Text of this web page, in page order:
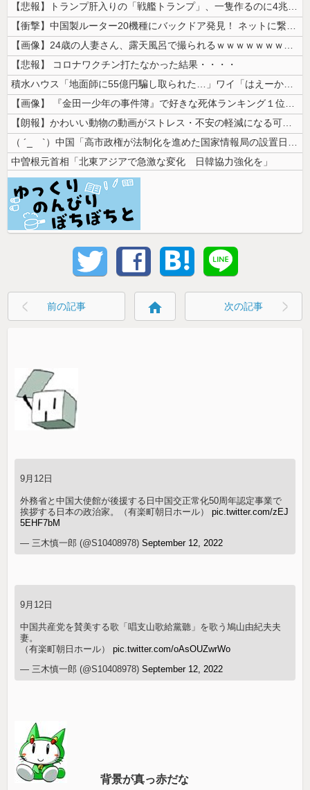
【悲報】トランプ肝入りの「戦艦トランプ」、一隻作るのに4兆円かかる模様...
【衝撃】中国製ルーター20機種にバックドア発見！ ネットに繋ぐだけで3...
【画像】24歳の人妻さん、露天風呂で撮られるｗｗｗｗｗｗｗｗｗｗｗｗ...
【悲報】 コロナワクチン打たなかった結果・・・・
積水ハウス「地面師に55億円騙し取られた…」ワイ「はえーかわいそう…会...
【画像】 『金田一少年の事件簿』で好きな死体ランキング１位がこちら！
【朗報】かわいい動物の動画がストレス・不安の軽減になる可能性。英大学の...
（ ´_ゝ`）中国「高市政権が法制化を進めた国家情報局の設置日が7月3...
中曽根元首相「北東アジアで急激な変化 日韓協力強化を」
前の記事 home 次の記事
9月12日
外務省と中国大使館が後援する日中国交正常化50周年認定事業で
挨拶する日本の政治家。（有楽町朝日ホール）pic.twitter.com/zEJ
5EHF7bM
— 三木慎一郎 (@S10408978)September 12, 2022
9月12日
中国共産党を賛美する歌「唱支山歌給黨聽」を歌う鳩山由紀夫夫
妻。
（有楽町朝日ホール）pic.twitter.com/oAsOUZwrWo
— 三木慎一郎 (@S10408978)September 12, 2022
背景が真っ赤だな